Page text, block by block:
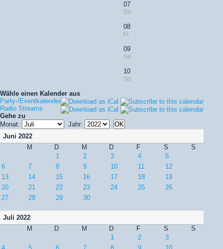
07
Do
08
Fr
09
Sa
10
So
Wähle einen Kalender aus
Party-/Eventkalender
Radio Streams
Gehe zu
Monat:
Jahr:
Juni 2022
M
D M D F S
S
1
2 3 4
5
6
7 8 9 10 11
12
13
14 15 16 17 18
19
20
21 22 23 24 25
26
27
28 29 30
Juli 2022
M
D M D F S
S
1
2
3